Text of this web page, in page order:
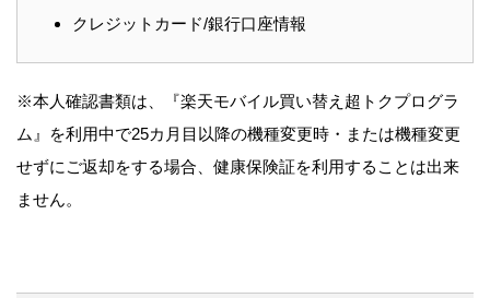
クレジットカード/銀行口座情報
※本人確認書類は、『楽天モバイル買い替え超トクプログラ
ム』を利用中で25カ月目以降の機種変更時・または機種変更
せずにご返却をする場合、健康保険証を利用することは出来
ません。